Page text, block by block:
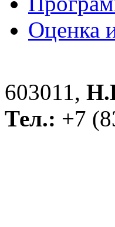
Оценка
603011,
Тел.: +7